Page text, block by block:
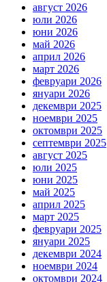
август 2026
юли 2026
юни 2026
май 2026
април 2026
март 2026
февруари 2026
януари 2026
декември 2025
ноември 2025
октомври 2025
септември 2025
август 2025
юли 2025
юни 2025
май 2025
април 2025
март 2025
февруари 2025
януари 2025
декември 2024
ноември 2024
октомври 2024